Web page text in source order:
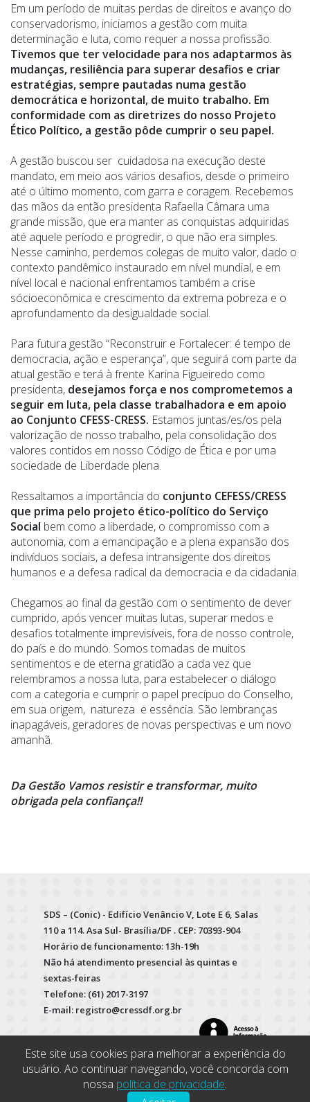
Em um período de muitas perdas de direitos e avanço do
conservadorismo, iniciamos a gestão com muita
determinação e luta, como requer a nossa profissão.
Tivemos que ter velocidade para nos adaptarmos às
mudanças, resiliência para superar desafios e criar
estratégias, sempre pautadas numa gestão
democrática e horizontal, de muito trabalho. Em
conformidade com as diretrizes do nosso Projeto
Ético Político, a gestão pôde cumprir o seu papel.
A gestão buscou ser cuidadosa na execução deste
mandato, em meio aos vários desafios, desde o primeiro
até o último momento, com garra e coragem. Recebemos
das mãos da então presidenta Rafaella Câmara uma
grande missão, que era manter as conquistas adquiridas
até aquele período e progredir, o que não era simples.
Nesse caminho, perdemos colegas de muito valor, dado o
contexto pandêmico instaurado em nível mundial, e em
nível local e nacional enfrentamos também a crise
sócioeconômica e crescimento da extrema pobreza e o
aprofundamento da desigualdade social.
Para futura gestão “Reconstruir e Fortalecer: é tempo de
democracia, ação e esperança”, que seguirá com parte da
atual gestão e terá à frente Karina Figueiredo como
presidenta, desejamos força e nos comprometemos a
seguir em luta, pela classe trabalhadora e em apoio
ao Conjunto CFESS-CRESS. Estamos juntas/es/os pela
valorização de nosso trabalho, pela consolidação dos
valores contidos em nosso Código de Ética e por uma
sociedade de Liberdade plena.
Ressaltamos a importância do conjunto CEFESS/CRESS
que prima pelo projeto ético-político do Serviço
Social bem como a liberdade, o compromisso com a
autonomia, com a emancipação e a plena expansão dos
indivíduos sociais, a defesa intransigente dos direitos
humanos e a defesa radical da democracia e da cidadania.
Chegamos ao final da gestão com o sentimento de dever
cumprido, após vencer muitas lutas, superar medos e
desafios totalmente imprevisíveis, fora de nosso controle,
do país e do mundo. Somos tomadas de muitos
sentimentos e de eterna gratidão a cada vez que
relembramos a nossa luta, para estabelecer o diálogo
com a categoria e cumprir o papel precípuo do Conselho,
em sua origem, natureza e essência. São lembranças
inapagáveis, geradores de novas perspectivas e um novo
amanhã.
Da Gestão Vamos resistir e transformar, muito
obrigada pela confiança!!
SDS – (Conic) - Edifício Venâncio V, Lote E 6, Salas
110 a 114. Asa Sul- Brasília/DF . CEP: 70393-904
Horário de funcionamento: 13h-19h
Não há atendimento presencial às quintas e
sextas-feiras
Telefone: (61) 2017-3197
E-mail: registro@cressdf.org.br
Este site usa cookies para melhorar a experiência do
usuário. Ao continuar navegando, você concorda com
nossa política de privacidade.